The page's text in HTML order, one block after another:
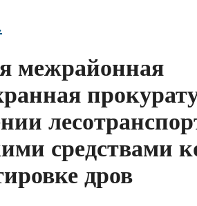
межрайонная
средствами
дров